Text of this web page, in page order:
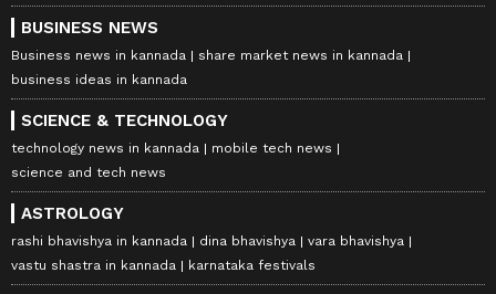
BUSINESS NEWS
Business news in kannada
share market news in kannada
business ideas in kannada
SCIENCE & TECHNOLOGY
technology news in kannada
mobile tech news
science and tech news
ASTROLOGY
rashi bhavishya in kannada dina bhavishya
vara bhavishya
vastu shastra in kannada
karnataka festivals